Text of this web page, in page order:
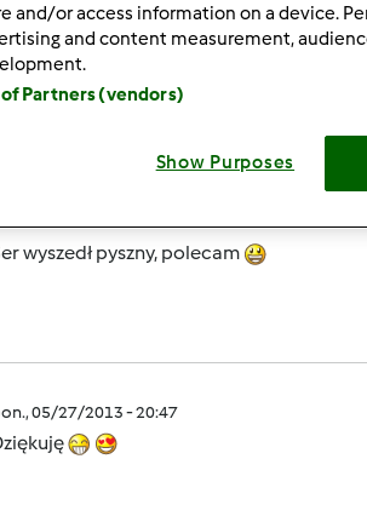
Alu z książki " Przedstawiciele polecają"
wyszedł pyszny, polecam
05/27/2013 - 20:47
and/or access information on a device.
and content measurement,
Partners (vendors)
Show Purposes